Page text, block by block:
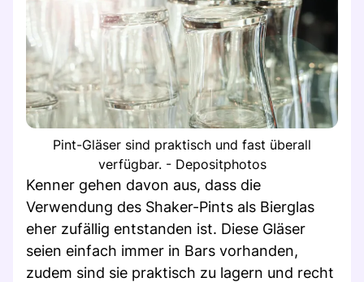
Pint-Gläser sind praktisch und fast überall
verfügbar. - Depositphotos
Kenner gehen davon aus, dass die
Verwendung des Shaker-Pints als Bierglas
eher zufällig entstanden ist. Diese Gläser
seien einfach immer in Bars vorhanden,
zudem sind sie praktisch zu lagern und recht